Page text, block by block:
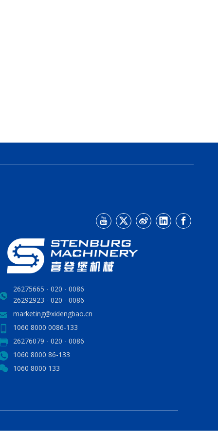
0086 - 020 - 26275665
0086 - 020 - 26292923
marketing@xidengbao.cn
0086-133 8000 1060
0086 - 020 - 26276079
86-133 8000 1060
133 8000 1060